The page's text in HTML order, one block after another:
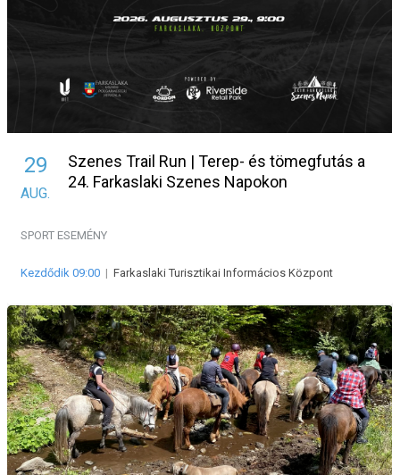
29
AUG.
Szenes Trail Run | Terep- és tömegfutás a
24. Farkaslaki Szenes Napokon
SPORT ESEMÉNY
Kezdődik 09:00 | Farkaslaki Turisztikai Informácios Központ